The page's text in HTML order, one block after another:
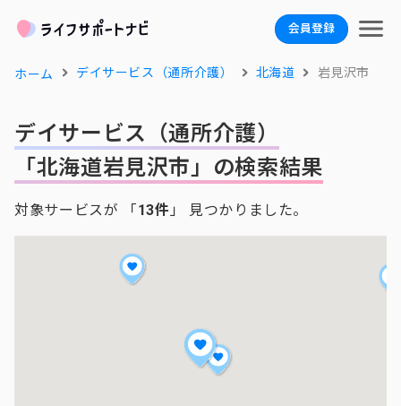
会員登録
ホーム デイサービス（通所介護） 北海道 岩見沢市
デイサービス（通所介護）
「北海道岩見沢市」の検索結果
対象サービスが 「13件 」 見つかりました。